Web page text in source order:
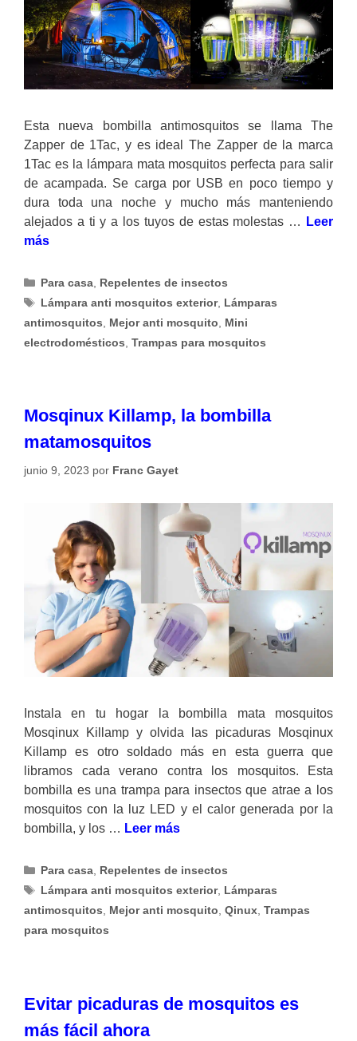
Esta nueva bombilla antimosquitos se llama The
Zapper de 1Tac, y es ideal The Zapper de la marca
1Tac es la lámpara mata mosquitos perfecta para salir
de acampada. Se carga por USB en poco tiempo y
dura toda una noche y mucho más manteniendo
alejados a ti y a los tuyos de estas molestas …
Leer
más
Categorías
Para casa Repelentes de insectos
Etiquetas
Lámpara anti mosquitos exterior, Lámparas
antimosquitos
Mejor anti mosquito
Mini
electrodomésticos Trampas para mosquitos
Mosqinux Killamp, la bombilla
matamosquitos
junio 9, 2023 por Franc Gayet
Instala en tu hogar la bombilla mata mosquitos
Mosqinux Killamp y olvida las picaduras Mosqinux
Killamp es otro soldado más en esta guerra que
libramos cada verano contra los mosquitos. Esta
bombilla es una trampa para insectos que atrae a los
mosquitos con la luz LED y el calor generada por la
bombilla, y los … Leer más
Categorías
Para casa, Repelentes de insectos
Etiquetas
Lámpara anti mosquitos exterior, Lámparas
antimosquitos, Mejor anti mosquito, Qinux, Trampas
para mosquitos
Evitar picaduras de mosquitos es
más fácil ahora